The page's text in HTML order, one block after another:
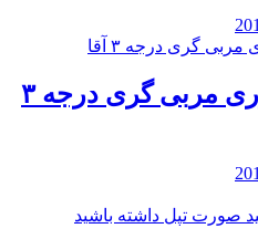
کلاس تئوری مربی گری درجه ۳